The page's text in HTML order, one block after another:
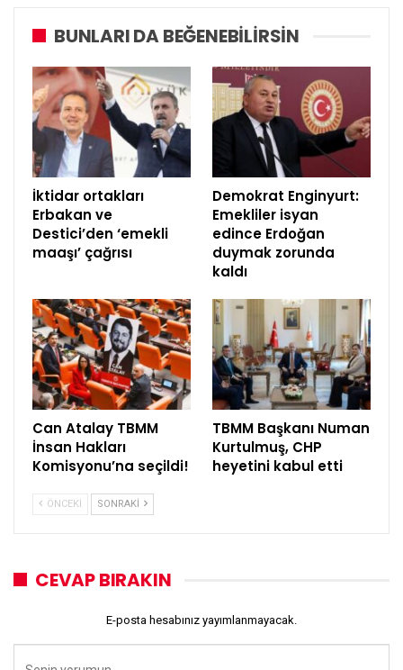
BUNLARI DA BEĞENEBILIRSIN
İktidar ortakları
Erbakan ve
Destici’den ‘emekli
maaşı’ çağrısı
Demokrat Enginyurt:
Emekliler isyan
edince Erdoğan
duymak zorunda
kaldı
Can Atalay TBMM
İnsan Hakları
Komisyonu’na seçildi!
TBMM Başkanı Numan
Kurtulmuş, CHP
heyetini kabul etti
ÖNCEKI SONRAKI
CEVAP BIRAKIN
E-posta hesabınız yayımlanmayacak.